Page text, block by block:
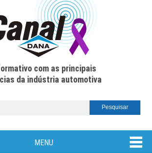
com as principais
da indústria automotiva
MENU